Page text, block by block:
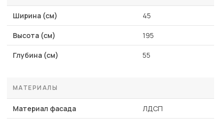
Ширина (см) 45
Высота (см) 195
Глубина (см) 55
МАТЕРИАЛЫ
Материал фасада ЛДСП